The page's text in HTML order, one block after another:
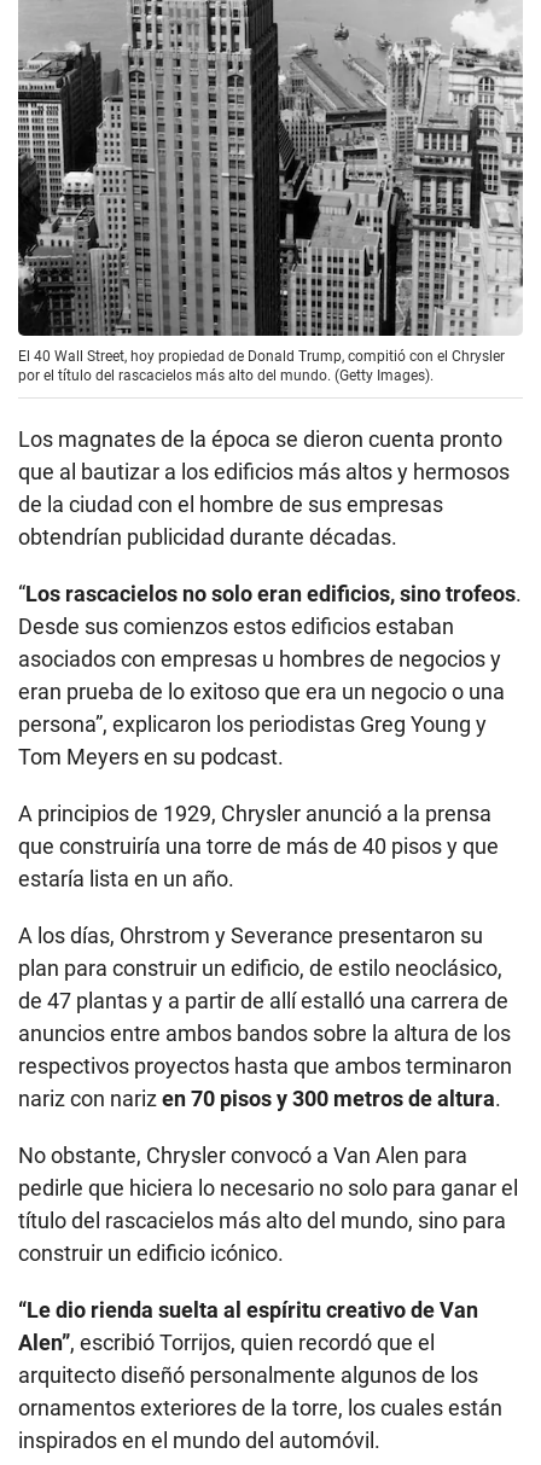
El 40 Wall Street, hoy propiedad de Donald Trump, compitió con el Chrysler
por el título del rascacielos más alto del mundo. (Getty Images).
Los magnates de la época se dieron cuenta pronto
que al bautizar a los edificios más altos y hermosos
de la ciudad con el hombre de sus empresas
obtendrían publicidad durante décadas.
“Los rascacielos no solo eran edificios, sino trofeos.
Desde sus comienzos estos edificios estaban
asociados con empresas u hombres de negocios y
eran prueba de lo exitoso que era un negocio o una
persona”, explicaron los periodistas Greg Young y
Tom Meyers en su podcast.
A principios de 1929, Chrysler anunció a la prensa
que construiría una torre de más de 40 pisos y que
estaría lista en un año.
A los días, Ohrstrom y Severance presentaron su
plan para construir un edificio, de estilo neoclásico,
de 47 plantas y a partir de allí estalló una carrera de
anuncios entre ambos bandos sobre la altura de los
respectivos proyectos hasta que ambos terminaron
nariz con narizen 70 pisos y 300 metros de altura.
No obstante, Chrysler convocó a Van Alen para
pedirle que hiciera lo necesario no solo para ganar el
título del rascacielos más alto del mundo, sino para
construir un edificio icónico.
“Le dio rienda suelta al espíritu creativo de Van
Alen”, escribió Torrijos, quien recordó que el
arquitecto diseñó personalmente algunos de los
ornamentos exteriores de la torre, los cuales están
inspirados en el mundo del automóvil.